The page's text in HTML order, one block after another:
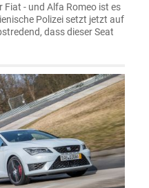
- und Alfa Romeo ist es
Polizei setzt jetzt auf
dass dieser Seat